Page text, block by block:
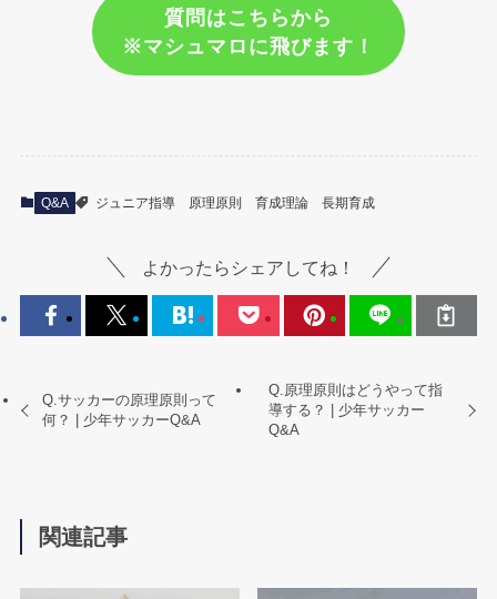
質問はこちらから
※マシュマロに飛びます！
Q&A ジュニア指導 原理原則 育成理論 長期育成
よかったらシェアしてね！
Q.サッカーの原理原則って
何？ | 少年サッカーQ&A
Q.原理原則はどうやって指
導する？ | 少年サッカー
Q&A
関連記事